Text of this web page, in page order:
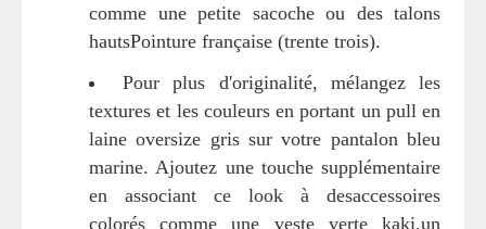
comme une petite sacoche ou des talons
hautsPointure française (trente trois).
Pour plus d'originalité, mélangez les
textures et les couleurs en portant un pull en
laine oversize gris sur votre pantalon bleu
marine. Ajoutez une touche supplémentaire
en associant ce look à desaccessoires
colorés comme une veste verte kaki,un